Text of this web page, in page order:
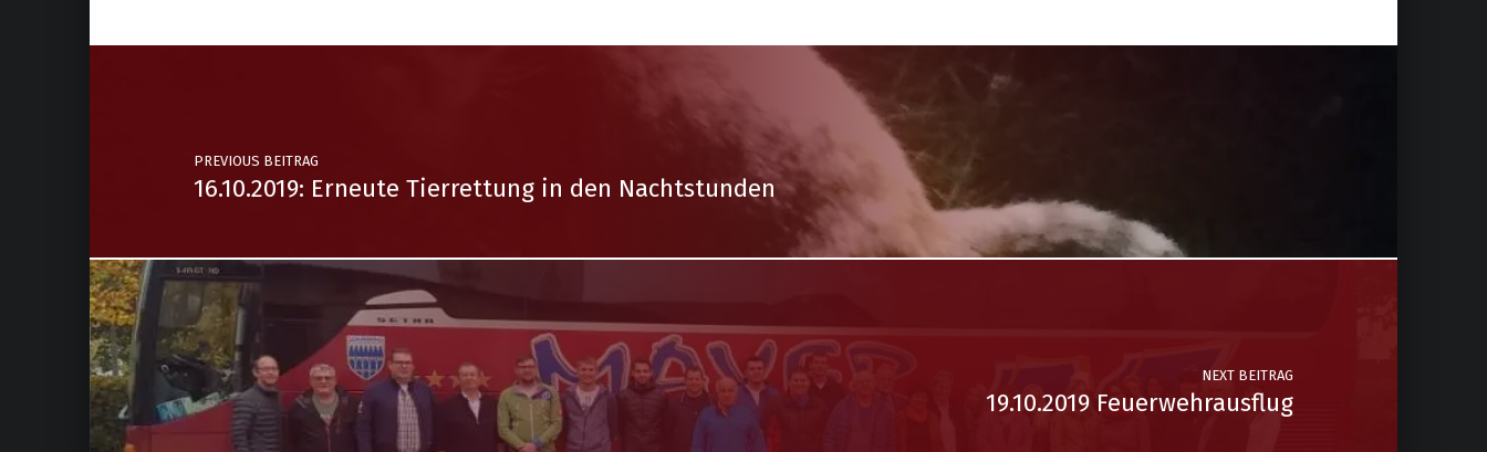
Kindergarten
PREVIOUS BEITRAG
16.10.2019: Erneute Tierrettung in den Nachtstunden
NEXT BEITRAG
19.10.2019 Feuerwehrausflug